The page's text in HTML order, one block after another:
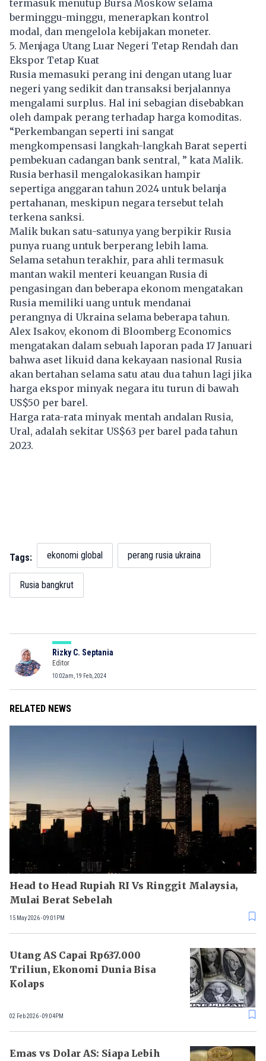
termasuk menutup Bursa Moskow selama
berminggu-minggu, menerapkan kontrol
modal, dan mengelola kebijakan moneter.
5. Menjaga Utang Luar Negeri Tetap Rendah dan
Ekspor Tetap Kuat
Rusia memasuki perang ini dengan utang luar
negeri yang sedikit dan transaksi berjalannya
mengalami surplus. Hal ini sebagian disebabkan
oleh dampak perang terhadap harga komoditas.
“Perkembangan seperti ini sangat
mengkompensasi langkah-langkah Barat seperti
pembekuan cadangan bank sentral, ” kata Malik.
Rusia berhasil mengalokasikan hampir
sepertiga anggaran tahun 2024 untuk belanja
pertahanan, meskipun negara tersebut telah
terkena sanksi.
Malik bukan satu-satunya yang berpikir Rusia
punya ruang untuk berperang lebih lama.
Selama setahun terakhir, para ahli termasuk
mantan wakil menteri keuangan Rusia di
pengasingan dan beberapa ekonom mengatakan
Rusia memiliki uang untuk mendanai
perangnya di Ukraina selama beberapa tahun.
Alex Isakov, ekonom di Bloomberg Economics
mengatakan dalam sebuah laporan pada 17 Januari
bahwa aset likuid dana kekayaan nasional Rusia
akan bertahan selama satu atau dua tahun lagi jika
harga ekspor minyak negara itu turun di bawah
US$50 per barel.
Harga rata-rata minyak mentah andalan Rusia,
Ural, adalah sekitar US$63 per barel pada tahun
2023.
Tags: ekonomi global perang rusia ukraina
Rusia bangkrut
Rizky C. Septania
Editor
10:02am, 19 Feb, 2024
RELATED NEWS
Head to Head Rupiah RI Vs Ringgit Malaysia,
Mulai Berat Sebelah
15 May 2026 - 09:01PM
Utang AS Capai Rp637.000
Triliun, Ekonomi Dunia Bisa
Kolaps
02 Feb 2026 - 09:04PM
Emas vs Dolar AS: Siapa Lebih